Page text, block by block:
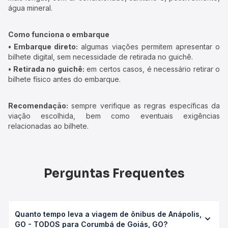
água mineral.
Como funciona o embarque
• Embarque direto: algumas viações permitem apresentar o
bilhete digital, sem necessidade de retirada no guichê.
• Retirada no guichê: em certos casos, é necessário retirar o
bilhete físico antes do embarque.
Recomendação: sempre verifique as regras específicas da
viação escolhida, bem como eventuais exigências
relacionadas ao bilhete.
Perguntas Frequentes
Quanto tempo leva a viagem de ônibus de Anápolis,
GO - TODOS para Corumbá de Goiás, GO?